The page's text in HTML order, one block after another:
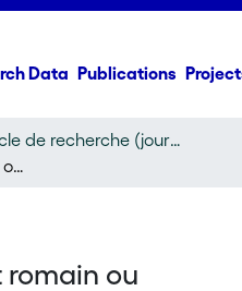
Data Publications
Article de recherche (journal article)
L’esclave en droit romain ou l’impossible réification de l’homme
romain ou